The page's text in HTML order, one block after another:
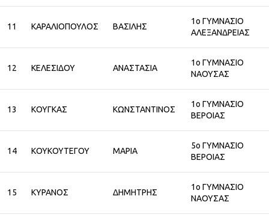
11 ΚΑΡΑΛΙΟΠΟΥΛΟΣ ΒΑΣΙΛΗΣ
1ο ΓΥΜΝΑΣΙΟ
ΑΛΕΞΑΝΔΡΕΙΑΣ
12 ΚΕΛΕΣΙΔΟΥ ΑΝΑΣΤΑΣΙΑ
1ο ΓΥΜΝΑΣΙΟ
ΝΑΟΥΣΑΣ
13 ΚΟΥΓΚΑΣ ΚΩΝΣΤΑΝΤΙΝΟΣ
1ο ΓΥΜΝΑΣΙΟ
ΒΕΡΟΙΑΣ
14 ΚΟΥΚΟΥΤΕΓΟΥ ΜΑΡΙΑ
5ο ΓΥΜΝΑΣΙΟ
ΒΕΡΟΙΑΣ
15 ΚΥΡΑΝΟΣ ΔΗΜΗΤΡΗΣ
1ο ΓΥΜΝΑΣΙΟ
ΝΑΟΥΣΑΣ